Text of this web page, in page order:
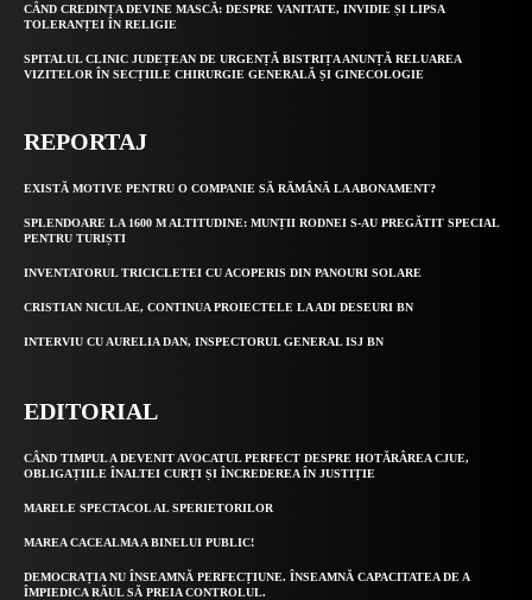
CÂND CREDINȚA DEVINE MASCĂ: DESPRE VANITATE, INVIDIE ȘI LIPSA
TOLERANȚEI ÎN RELIGIE
SPITALUL CLINIC JUDEȚEAN DE URGENȚĂ BISTRIȚA ANUNȚĂ RELUAREA
VIZITELOR ÎN SECȚIILE CHIRURGIE GENERALĂ ȘI GINECOLOGIE
REPORTAJ
EXISTĂ MOTIVE PENTRU O COMPANIE SĂ RĂMÂNĂ LA ABONAMENT?
SPLENDOARE LA 1600 M ALTITUDINE: MUNȚII RODNEI S-AU PREGĂTIT SPECIAL
PENTRU TURIȘTI
INVENTATORUL TRICICLETEI CU ACOPERIS DIN PANOURI SOLARE
CRISTIAN NICULAE, CONTINUA PROIECTELE LA ADI DESEURI BN
INTERVIU CU AURELIA DAN, INSPECTORUL GENERAL ISJ BN
EDITORIAL
CÂND TIMPUL A DEVENIT AVOCATUL PERFECT DESPRE HOTĂRÂREA CJUE,
OBLIGAȚIILE ÎNALTEI CURȚI ȘI ÎNCREDEREA ÎN JUSTIȚIE
MARELE SPECTACOL AL SPERIETORILOR
MAREA CACEALMA A BINELUI PUBLIC!
DEMOCRAȚIA NU ÎNSEAMNĂ PERFECȚIUNE. ÎNSEAMNĂ CAPACITATEA DE A
ÎMPIEDICA RĂUL SĂ PREIA CONTROLUL.